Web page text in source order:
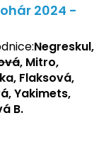
Lukas,
2024 -
Negreskul,
, Mitro,
Flaksová,
Yakimets,
B.